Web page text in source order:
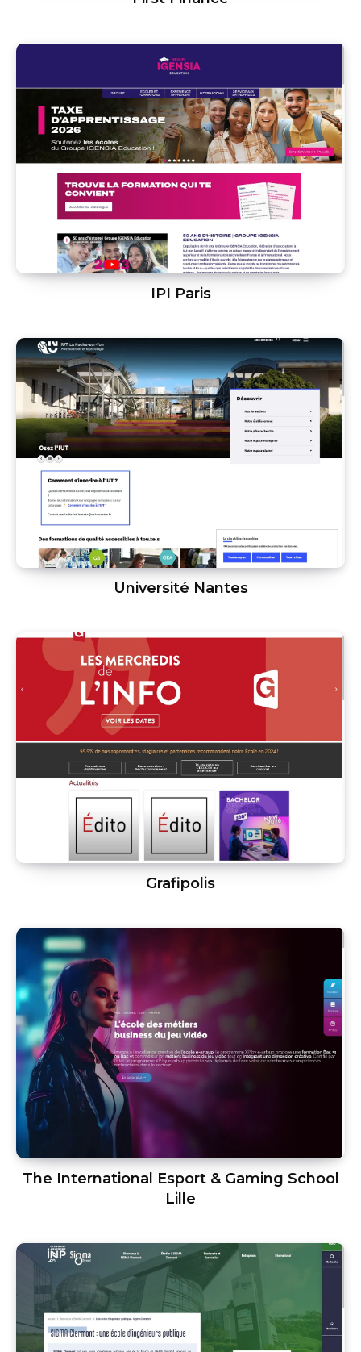
IPI Paris
Université Nantes
Grafipolis
The International Esport & Gaming School
Lille